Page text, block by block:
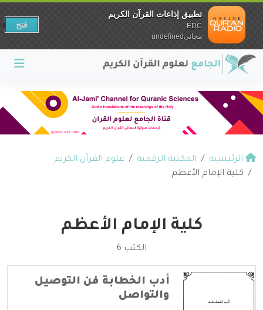
الرئيسية المكتبة الرقمية
علوم القرآن الكريم
كلية الإمام الأعظم
كلية الإمام الأعظم
الكتب 6
أدب الخطابة فن التوصيل
والتواصل
تطبيق إذاعات القرآن الكريم
EDC
مجانيundefined
فتح